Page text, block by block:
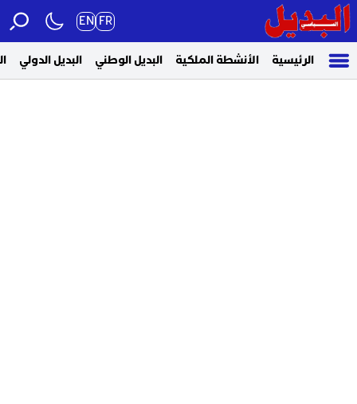
FR
EN
الرئيسية الأنشطة الملكية البديل الوطني البديل الدولي